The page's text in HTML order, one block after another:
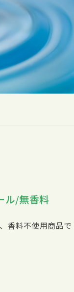
ル/無香料
香料不使用商品で